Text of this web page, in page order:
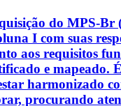
do MPS-Br
I com suas
aos requisitos
e mapeado.
harmonizado
procurando